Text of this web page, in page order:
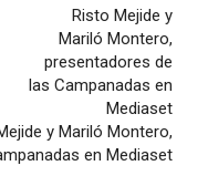
y Mariló Montero,
en Mediaset